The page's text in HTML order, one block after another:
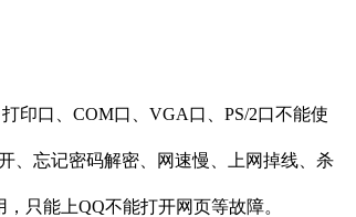
印口、COM口、VGA口、PS/2口不能使
、忘记密码解密、网速慢、上网掉线、杀
只能上QQ不能打开网页等故障。